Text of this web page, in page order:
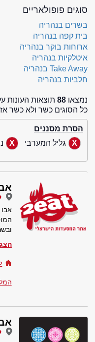
סוגים פופולאריים
בשרים בנהריה
בית קפה בנהריה
ארוחות בוקר בנהריה
איטלקיות בנהריה
Take Away בנהריה
חלביות בנהריה
נמצאו 88 תוצאות העונות
כל הסוגים כשר ולא כשר
הסרת מסננים
גליל המערבי